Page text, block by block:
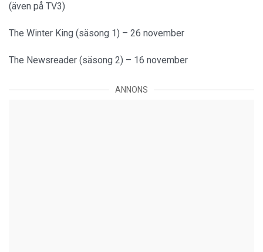
(även på TV3)
The Winter King (säsong 1) – 26 november
The Newsreader (säsong 2) – 16 november
ANNONS